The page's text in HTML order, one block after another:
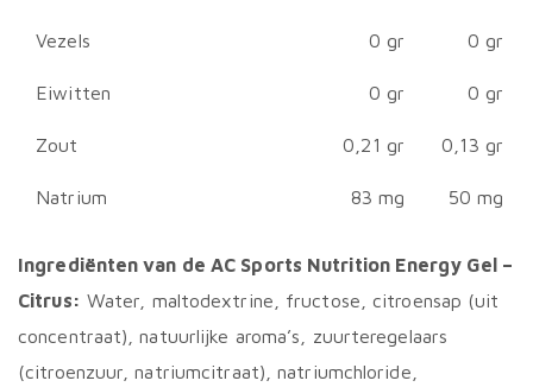
Vezels 0 gr 0 gr
Eiwitten 0 gr 0 gr
Zout 0,21 gr 0,13 gr
Natrium 83 mg 50 mg
Ingrediënten van de AC Sports Nutrition Energy Gel –
Citrus: Water, maltodextrine, fructose, citroensap (uit
concentraat), natuurlijke aroma’s, zuurteregelaars
(citroenzuur, natriumcitraat), natriumchloride,